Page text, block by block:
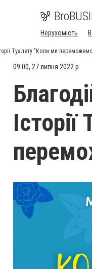
Нерухомість
Туалету "Коли ми
09:00, 27 липня 2022 р.